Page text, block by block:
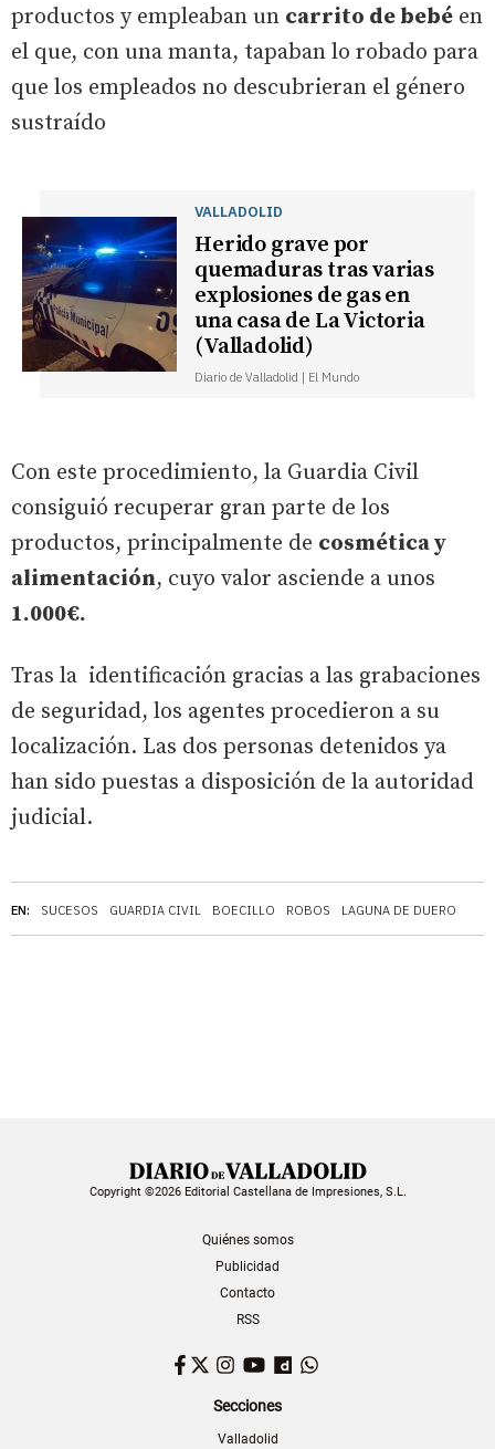
EN: SUCESOS GUARDIA CIVIL BOECILLO ROBOS LAGUNA DE DUERO
productos y empleaban un carrito de bebé en
el que, con una manta, tapaban lo robado para
que los empleados no descubrieran el género
sustraído
VALLADOLID
Herido grave por
quemaduras tras varias
explosiones de gas en
una casa de La Victoria
(Valladolid)
Diario de Valladolid | El Mundo
Con este procedimiento, la Guardia Civil
consiguió recuperar gran parte de los
productos, principalmente de cosmética y
alimentación, cuyo valor asciende a unos
1.000€.
Tras la identificación gracias a las grabaciones
de seguridad, los agentes procedieron a su
localización. Las dos personas detenidos ya
han sido puestas a disposición de la autoridad
judicial.
Copyright ©2026 Editorial Castellana de Impresiones, S.L.
Quiénes somos
Publicidad
Contacto
RSS
Facebook
TwitterInstagram
YouTubeDailymotion
Secciones
Valladolid